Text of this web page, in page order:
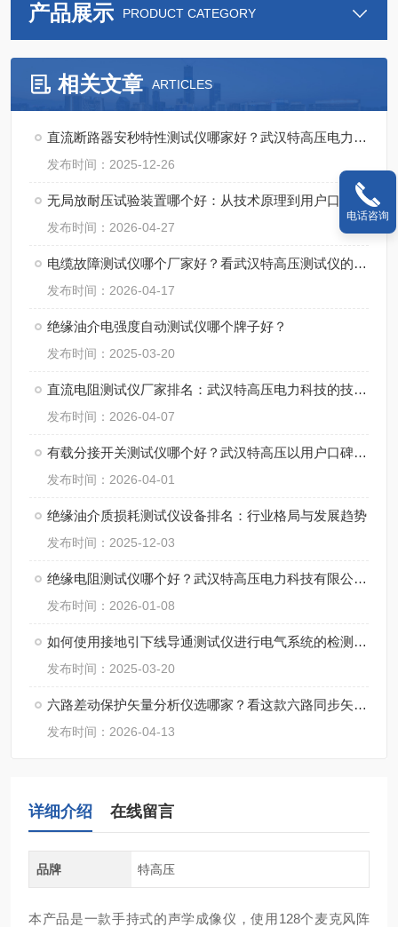
产品展示 PRODUCT CATEGORY
相关文章 ARTICLES
直流断路器安秒特性测试仪哪家好？武汉特高压电力科技的产品体验分享
发布时间：2025-12-26
无局放耐压试验装置哪个好：从技术原理到用户口碑
发布时间：2026-04-27
电缆故障测试仪哪个厂家好？看武汉特高压测试仪的实战应用与用户反馈
发布时间：2026-04-17
绝缘油介电强度自动测试仪哪个牌子好？
发布时间：2025-03-20
直流电阻测试仪厂家排名：武汉特高压电力科技的技术路径与案例分享
发布时间：2026-04-07
有载分接开关测试仪哪个好？武汉特高压以用户口碑作答
发布时间：2026-04-01
绝缘油介质损耗测试仪设备排名：行业格局与发展趋势
发布时间：2025-12-03
绝缘电阻测试仪哪个好？武汉特高压电力科技有限公司的产品应用反馈
发布时间：2026-01-08
如何使用接地引下线导通测试仪进行电气系统的检测与维护
发布时间：2025-03-20
六路差动保护矢量分析仪选哪家？看这款六路同步矢量分析仪的解决方案
发布时间：2026-04-13
详细介绍 在线留言
品牌 特高压
本产品是一款手持式的声学成像仪，使用128个麦克风阵
电话咨询